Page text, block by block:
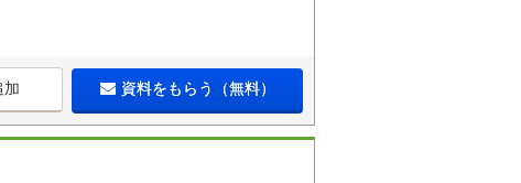
加 資料をもらう（無料）